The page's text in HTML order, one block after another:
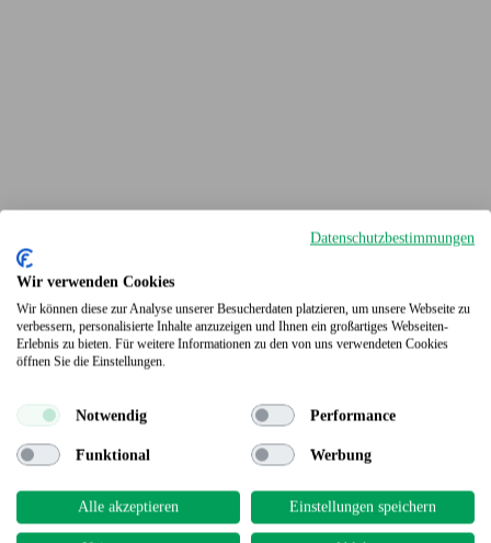
Terrassendielen
Datenschutzbestimmungen
Wir verwenden Cookies
Wir können diese zur Analyse unserer Besucherdaten platzieren, um unsere Webseite zu
verbessern, personalisierte Inhalte anzuzeigen und Ihnen ein großartiges Webseiten-
Erlebnis zu bieten. Für weitere Informationen zu den von uns verwendeten Cookies
öffnen Sie die Einstellungen.
Notwendig Performance
Funktional Werbung
Alle akzeptieren Einstellungen speichern